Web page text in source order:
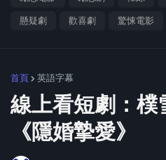
懸疑劇 歡喜劇 驚悚電影
首頁 英語字幕
線上看短劇：樸
《隱婚摯愛》